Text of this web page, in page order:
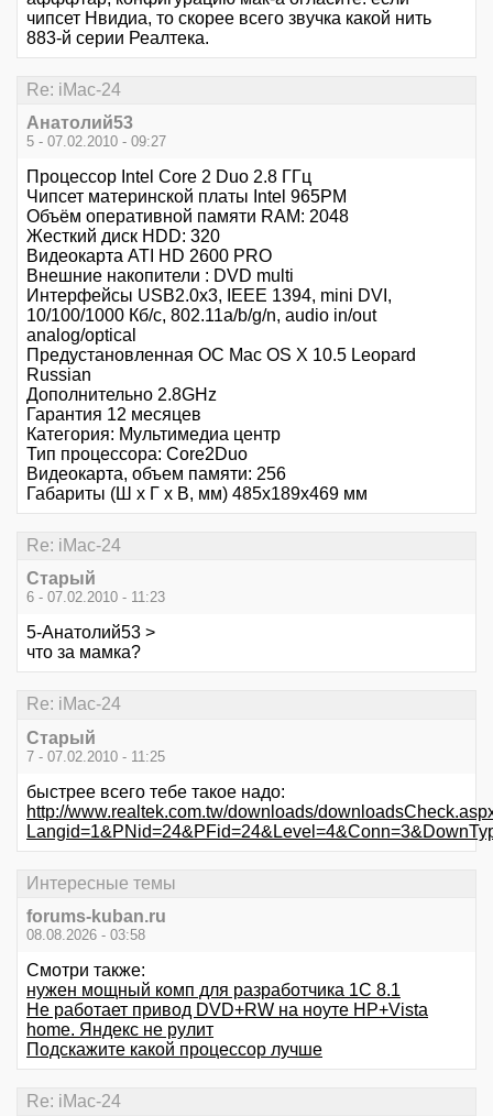
чипсет Нвидиа, то скорее всего звучка какой нить
883-й серии Реалтека.
Re: iMac-24
Анатолий53
5 - 07.02.2010 - 09:27
Процессор Intel Core 2 Duo 2.8 ГГц
Чипсет материнской платы Intel 965PM
Объём оперативной памяти RAM: 2048
Жесткий диск HDD: 320
Видеокарта ATI HD 2600 PRO
Внешние накопители : DVD multi
Интерфейсы USB2.0x3, IEEE 1394, mini DVI,
10/100/1000 Кб/с, 802.11a/b/g/n, audio in/out
analog/optical
Предустановленная ОС Mac OS X 10.5 Leopard
Russian
Дополнительно 2.8GHz
Гарантия 12 месяцев
Категория: Мультимедиа центр
Тип процессора: Core2Duo
Видеокарта, объем памяти: 256
Габариты (Ш х Г х В, мм) 485х189х469 мм
Re: iMac-24
Старый
6 - 07.02.2010 - 11:23
5-Анатолий53 >
что за мамка?
Re: iMac-24
Старый
7 - 07.02.2010 - 11:25
быстрее всего тебе такое надо:
http://www.realtek.com.tw/downloads/
Интересные темы
forums-kuban.ru
08.08.2026 - 03:58
Смотри также:
нужен мощный комп для разработчика 1С 8.1
Не работает привод DVD+RW на ноуте HP+Vista
home. Яндекс не рулит
Подскажите какой процессор лучше
Re: iMac-24